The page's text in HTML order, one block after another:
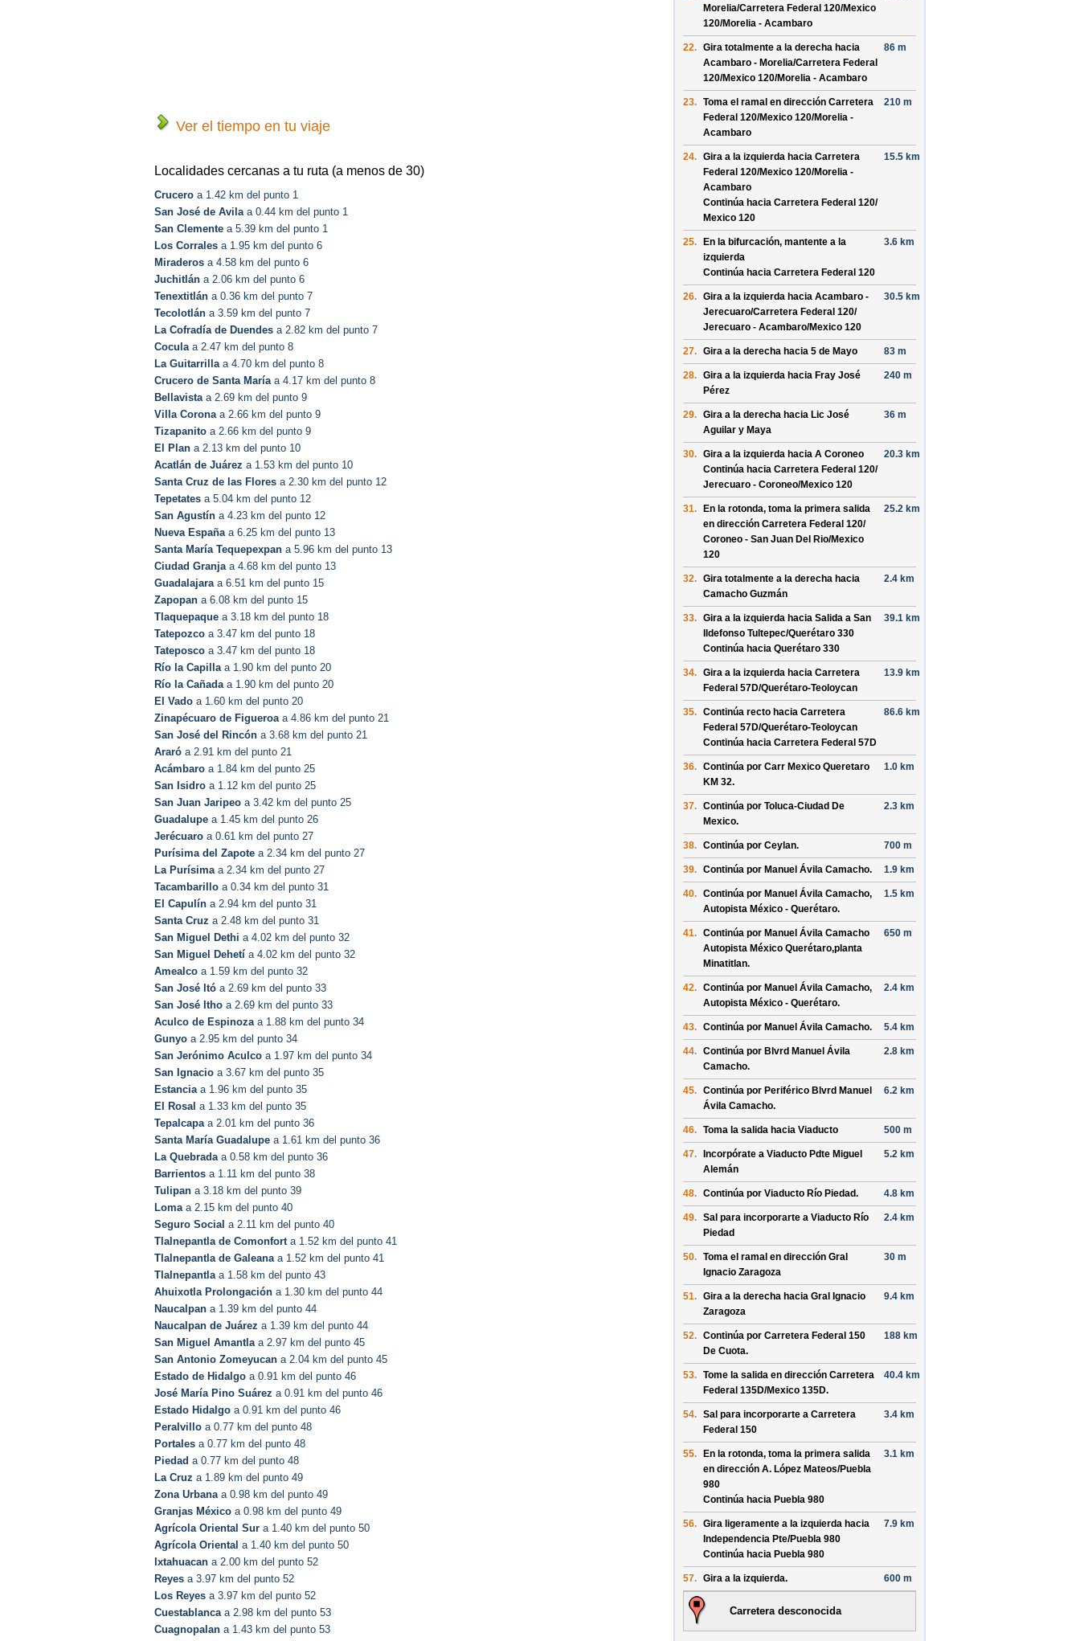
Ver el tiempo en tu viaje
Localidades cercanas a tu ruta (a menos de 30)
Crucero a 1.42 km del punto 1
San José de Avilaa 0.44 km del punto 1
San Clemente a 5.39 km del punto 1
Los Corrales a 1.95 km del punto 6
Miraderos a 4.58 km del punto 6
Juchitlán a 2.06 km del punto 6
Tenextitlán a 0.36 km del punto 7
Tecolotlán a 3.59 km del punto 7
La Cofradía de Duendes a 2.82 km del punto 7
Coculaa 2.47 km del punto 8
La Guitarrillaa 4.70 km del punto 8
Crucero de Santa Maríaa 4.17 km del punto 8
Bellavistaa 2.69 km del punto 9
Villa Coronaa 2.66 km del punto 9
Tizapanito a 2.66 km del punto 9
El Plan a 2.13 km del punto 10
Acatlán de Juárez a 1.53 km del punto 10
Santa Cruz de las Flores a 2.30 km del punto 12
Tepetates a 5.04 km del punto 12
San Agustín a 4.23 km del punto 12
Nueva Españaa 6.25 km del punto 13
Santa María Tequepexpan a 5.96 km del punto 13
Ciudad Granjaa 4.68 km del punto 13
Guadalajaraa 6.51 km del punto 15
Zapopan a 6.08 km del punto 15
Tlaquepaque a 3.18 km del punto 18
Tatepozco a 3.47 km del punto 18
Tateposco a 3.47 km del punto 18
Río la Capillaa 1.90 km del punto 20
Río la Cañadaa 1.90 km del punto 20
El Vado a 1.60 km del punto 20
Zinapécuaro de Figueroaa 4.86 km del punto 21
San José del Rincón a 3.68 km del punto 21
Araró a 2.91 km del punto 21
Acámbaro a 1.84 km del punto 25
San Isidro a 1.12 km del punto 25
San Juan Jaripeo a 3.42 km del punto 25
Guadalupe a 1.45 km del punto 26
Jerécuaro a 0.61 km del punto 27
Purísima del Zapote a 2.34 km del punto 27
La Purísimaa 2.34 km del punto 27
Tacambarillo a 0.34 km del punto 31
El Capulín a 2.94 km del punto 31
Santa Cruz a 2.48 km del punto 31
San Miguel Dethi a 4.02 km del punto 32
San Miguel Dehetí a 4.02 km del punto 32
Amealco a 1.59 km del punto 32
San José Itó a 2.69 km del punto 33
San José Itho a 2.69 km del punto 33
Aculco de Espinozaa 1.88 km del punto 34
Gunyo a 2.95 km del punto 34
San Jerónimo Aculco a 1.97 km del punto 34
San Ignacio a 3.67 km del punto 35
Estanciaa 1.96 km del punto 35
El Rosal a 1.33 km del punto 35
Tepalcapaa 2.01 km del punto 36
Santa María Guadalupe a 1.61 km del punto 36
La Quebradaa 0.58 km del punto 36
Barrientos a 1.11 km del punto 38
Tulipan a 3.18 km del punto 39
Lomaa 2.15 km del punto 40
Seguro Social a 2.11 km del punto 40
Tlalnepantla de Comonforta 1.52 km del punto 41
Tlalnepantla de Galeanaa 1.52 km del punto 41
Tlalnepantlaa 1.58 km del punto 43
Ahuixotla Prolongación a 1.30 km del punto 44
Naucalpan a 1.39 km del punto 44
Naucalpan de Juárez a 1.39 km del punto 44
San Miguel Amantlaa 2.97 km del punto 45
San Antonio Zomeyucan a 2.04 km del punto 45
Estado de Hidalgo a 0.91 km del punto 46
José María Pino Suárez a 0.91 km del punto 46
Estado Hidalgo a 0.91 km del punto 46
Peralvillo a 0.77 km del punto 48
Portales a 0.77 km del punto 48
Piedad a 0.77 km del punto 48
La Cruz a 1.89 km del punto 49
Zona Urbanaa 0.98 km del punto 49
Granjas México a 0.98 km del punto 49
Agrícola Oriental Sur a 1.40 km del punto 50
Agrícola Oriental a 1.40 km del punto 50
Ixtahuacan a 2.00 km del punto 52
Reyes a 3.97 km del punto 52
Los Reyes a 3.97 km del punto 52
Cuestablancaa 2.98 km del punto 53
Cuagnopalan a 1.43 km del punto 53
Morelia/Carretera Federal 120/Mexico
120/Morelia - Acambaro
22. Gira totalmente a la derecha hacia
Acambaro - Morelia/Carretera Federal
120/Mexico 120/Morelia - Acambaro
86 m
23. Toma el ramal en dirección Carretera
Federal 120/Mexico 120/Morelia -
Acambaro
210 m
24. Gira a la izquierda hacia Carretera
Federal 120/Mexico 120/Morelia -
Acambaro
Continúa hacia Carretera Federal 120/
Mexico 120
15.5 km
25.
En la bifurcación, mantente a la
izquierda
Continúa hacia Carretera Federal 120
3.6 km
26. Gira a la izquierda hacia Acambaro -
Jerecuaro/Carretera Federal 120/
Jerecuaro - Acambaro/Mexico 120
30.5 km
27. Gira a la derecha hacia 5 de Mayo 83 m
28. Gira a la izquierda hacia Fray José
Pérez
240 m
29. Gira a la derecha hacia Lic José
Aguilar y Maya
36 m
30. Gira a la izquierda hacia A Coroneo
Continúa hacia Carretera Federal 120/
Jerecuaro - Coroneo/Mexico 120
20.3 km
31. En la rotonda, toma la primera salida
en dirección Carretera Federal 120/
Coroneo - San Juan Del Rio/Mexico
120
25.2 km
32. Gira totalmente a la derecha hacia
Camacho Guzmán
2.4 km
33. Gira a la izquierda hacia Salida a San
Ildefonso Tultepec/Querétaro 330
Continúa hacia Querétaro 330
39.1 km
34. Gira a la izquierda hacia Carretera
Federal 57D/Querétaro-Teoloycan
13.9 km
35. Continúa recto hacia Carretera
Federal 57D/Querétaro-Teoloycan
Continúa hacia Carretera Federal 57D
86.6 km
36. Continúa por Carr Mexico Queretaro
KM 32.
1.0 km
37. Continúa por Toluca-Ciudad De
Mexico.
2.3 km
38. Continúa por Ceylan. 700 m
39. Continúa por Manuel Ávila Camacho. 1.9 km
40. Continúa por Manuel Ávila Camacho,
Autopista México - Querétaro.
1.5 km
41. Continúa por Manuel Ávila Camacho
Autopista México Querétaro,planta
Minatitlan.
650 m
42. Continúa por Manuel Ávila Camacho,
Autopista México - Querétaro.
2.4 km
43. Continúa por Manuel Ávila Camacho. 5.4 km
44. Continúa por Blvrd Manuel Ávila
Camacho.
2.8 km
45. Continúa por Periférico Blvrd Manuel
Ávila Camacho.
6.2 km
46. Toma la salida hacia Viaducto 500 m
47. Incorpórate a Viaducto Pdte Miguel
Alemán
5.2 km
48. Continúa por Viaducto Río Piedad. 4.8 km
49. Sal para incorporarte a Viaducto Río
Piedad
2.4 km
50. Toma el ramal en dirección Gral
Ignacio Zaragoza
30 m
51. Gira a la derecha hacia Gral Ignacio
Zaragoza
9.4 km
52. Continúa por Carretera Federal 150
De Cuota.
188 km
53. Tome la salida en dirección Carretera
Federal 135D/Mexico 135D.
40.4 km
54. Sal para incorporarte a Carretera
Federal 150
3.4 km
55. En la rotonda, toma la primera salida
en dirección A. López Mateos/Puebla
980
Continúa hacia Puebla 980
3.1 km
56. Gira ligeramente a la izquierda hacia
Independencia Pte/Puebla 980
Continúa hacia Puebla 980
7.9 km
57. Gira a la izquierda. 600 m
Carretera desconocida